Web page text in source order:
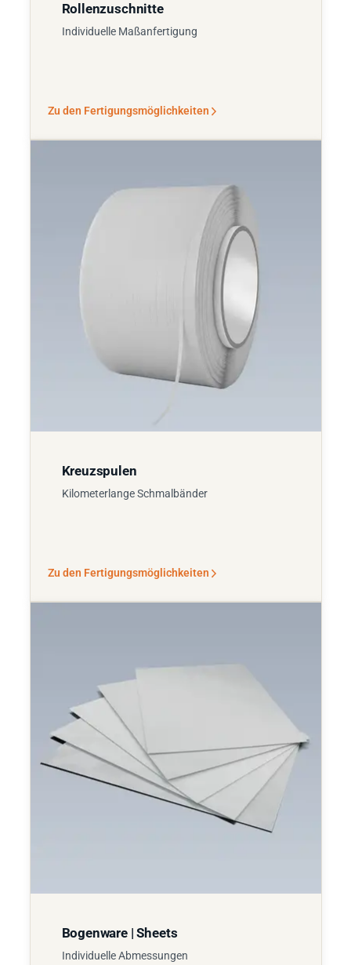
Rollenzuschnitte
Individuelle Maßanfertigung
Zu den Fertigungsmöglichkeiten
Kreuzspulen
Kilometerlange Schmalbänder
Zu den Fertigungsmöglichkeiten
Bogenware | Sheets
Individuelle Abmessungen